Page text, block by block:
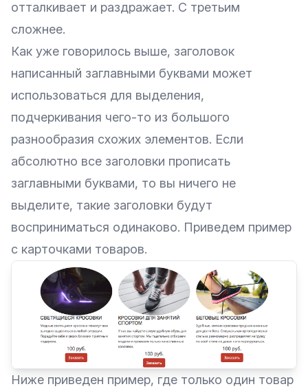
отталкивает и раздражает. С третьим
сложнее.
Как уже говорилось выше, заголовок
написанный заглавными буквами может
использоваться для выделения,
подчеркивания чего-то из большого
разнообразия схожих элементов. Если
абсолютно все заголовки прописать
заглавными буквами, то вы ничего не
выделите, такие заголовки будут
восприниматься одинаково. Приведем пример
с карточками товаров.
Ниже приведен пример, где только один товар